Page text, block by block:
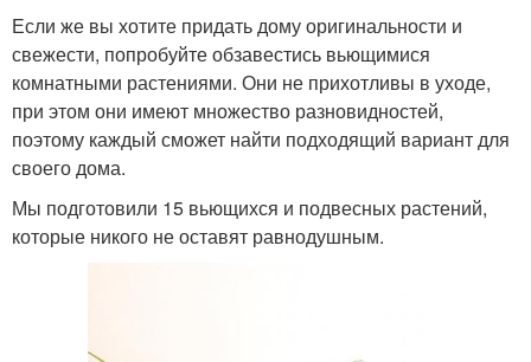
Если же вы хотите придать дому оригинальности и
свежести, попробуйте обзавестись вьющимися
комнатными растениями. Они не прихотливы в уходе,
при этом они имеют множество разновидностей,
поэтому каждый сможет найти подходящий вариант для
своего дома.
Мы подготовили 15 вьющихся и подвесных растений,
которые никого не оставят равнодушным.